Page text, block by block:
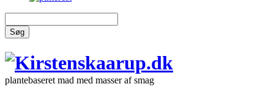
Søg
plantebaseret mad med masser af smag